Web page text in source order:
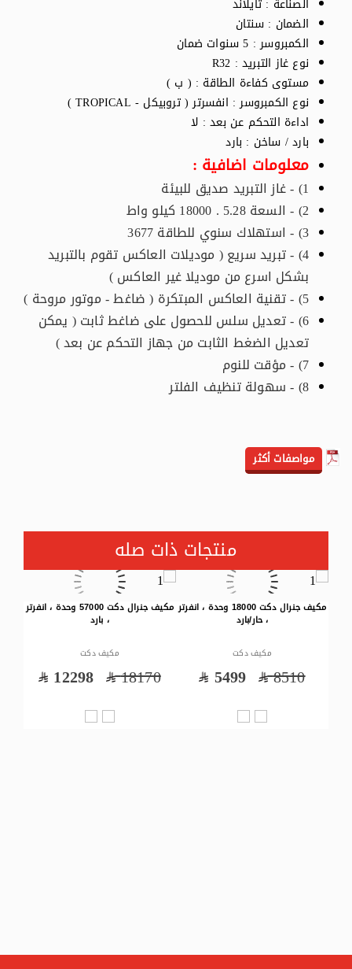
الضمان : سنتان
الكمبروسر : 5 سنوات ضمان
نوع غاز التبريد : R32
مستوى كفاءة الطاقة : ( ب )
نوع الكمبروسر : انفسرتر ( تروبيكل - TROPICAL )
اداءة التحكم عن بعد : لا
بارد / ساخن : بارد
معلومات اضافية :
1) - غاز التبريد صديق للبيئة
2) - السعة 5.28 . 18000 كيلو واط
3) - استهلاك سنوي للطاقة 3677
4) - تبريد سريع ( موديلات العاكس تقوم بالتبريد
بشكل اسرع من موديلا غير العاكس )
5) - تقنية العاكس المبتكرة ( ضاغط - موتور مروحة )
6) - تعديل سلس للحصول على ضاغط ثابت ( يمكن
تعديل الضغط الثابت من جهاز التحكم عن بعد )
7) - مؤقت للنوم
8) - سهولة تنظيف الفلتر
مواصفات أكثر
منتجات ذات صله
مكيف جنرال دكت 18000 وحدة ، انفرتر
، حار/بارد
مكيف دكت
8510
5499
مكيف جنرال دكت 57000 وحدة ، انفرتر
، بارد
مكيف دكت
18170
12298